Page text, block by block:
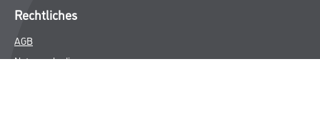
Rechtliches
AGB
Nutzungsbedingungen